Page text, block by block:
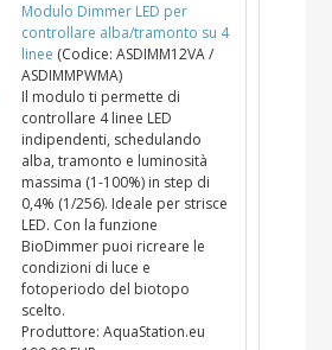
Modulo Dimmer LED per
controllare alba/tramonto su 4
linee (Codice: ASDIMM12VA /
ASDIMMPWMA)
Il modulo ti permette di
controllare 4 linee LED
indipendenti, schedulando
alba, tramonto e luminosità
massima (1-100%) in step di
0,4% (1/256). Ideale per strisce
LED. Con la funzione
BioDimmer puoi ricreare le
condizioni di luce e
fotoperiodo del biotopo
scelto.
Produttore: AquaStation.eu